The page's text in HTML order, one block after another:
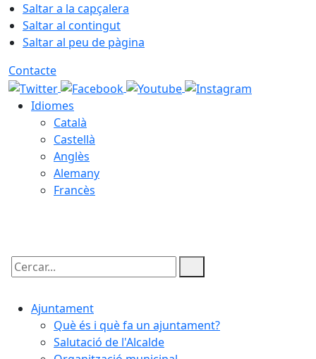
Saltar a la capçalera
Saltar al contingut
Saltar al peu de pàgina
Contacte
Idiomes
Català
Castellà
Anglès
Alemany
Francès
Cercar:
Ajuntament
Què és i què fa un ajuntament?
Salutació de l'Alcalde